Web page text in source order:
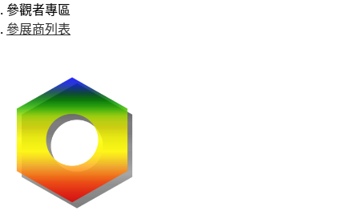
參觀者專區
參展商列表